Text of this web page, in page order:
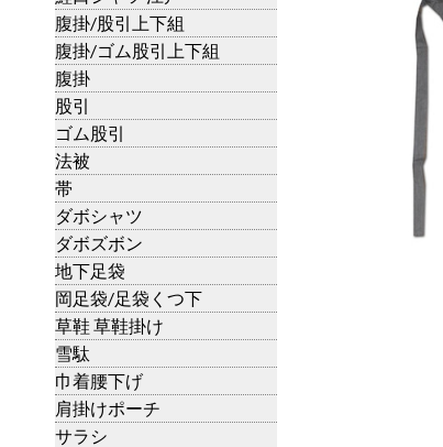
腹掛/股引上下組
腹掛/ゴム股引上下組
腹掛
股引
ゴム股引
法被
帯
ダボシャツ
ダボズボン
地下足袋
岡足袋/足袋くつ下
草鞋 草鞋掛け
雪駄
巾着腰下げ
肩掛けポーチ
サラシ